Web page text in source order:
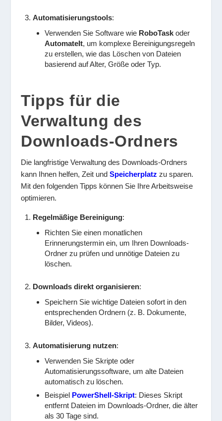
Automatisierungstools:
Verwenden Sie Software wie RoboTask oder
AutomateIt, um komplexe Bereinigungsregeln
zu erstellen, wie das Löschen von Dateien
basierend auf Alter, Größe oder Typ.
Tipps für die
Verwaltung des
Downloads-Ordners
Die langfristige Verwaltung des Downloads-Ordners
kann Ihnen helfen, Zeit undSpeicherplatz zu sparen.
Mit den folgenden Tipps können Sie Ihre Arbeitsweise
optimieren.
Regelmäßige Bereinigung:
Richten Sie einen monatlichen
Erinnerungstermin ein, um Ihren Downloads-
Ordner zu prüfen und unnötige Dateien zu
löschen.
Downloads direkt organisieren:
Speichern Sie wichtige Dateien sofort in den
entsprechenden Ordnern (z. B. Dokumente,
Bilder, Videos).
Automatisierung nutzen:
Verwenden Sie Skripte oder
Automatisierungssoftware, um alte Dateien
automatisch zu löschen.
Beispiel PowerShell-Skript: Dieses Skript
entfernt Dateien im Downloads-Ordner, die älter
als 30 Tage sind.